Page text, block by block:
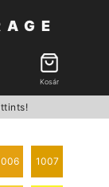
Kosár
1007